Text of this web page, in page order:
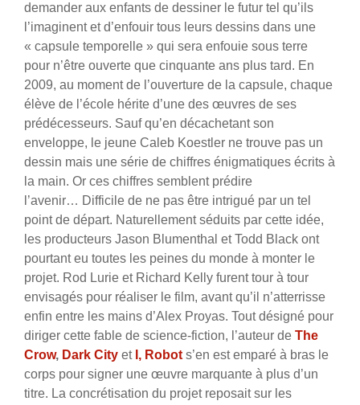
demander aux enfants de dessiner le futur tel qu’ils
l’imaginent et d’enfouir tous leurs dessins dans une
« capsule temporelle » qui sera enfouie sous terre
pour n’être ouverte que cinquante ans plus tard. En
2009, au moment de l’ouverture de la capsule, chaque
élève de l’école hérite d’une des œuvres de ses
prédécesseurs. Sauf qu’en décachetant son
enveloppe, le jeune Caleb Koestler ne trouve pas un
dessin mais une série de chiffres énigmatiques écrits à
la main. Or ces chiffres semblent prédire
l’avenir… Difficile de ne pas être intrigué par un tel
point de départ. Naturellement séduits par cette idée,
les producteurs Jason Blumenthal et Todd Black ont
pourtant eu toutes les peines du monde à monter le
projet. Rod Lurie et Richard Kelly furent tour à tour
envisagés pour réaliser le film, avant qu’il n’atterrisse
enfin entre les mains d’Alex Proyas. Tout désigné pour
diriger cette fable de science-fiction, l’auteur de The
Crow, Dark City et I, Robot s’en est emparé à bras le
corps pour signer une œuvre marquante à plus d’un
titre. La concrétisation du projet reposait sur les